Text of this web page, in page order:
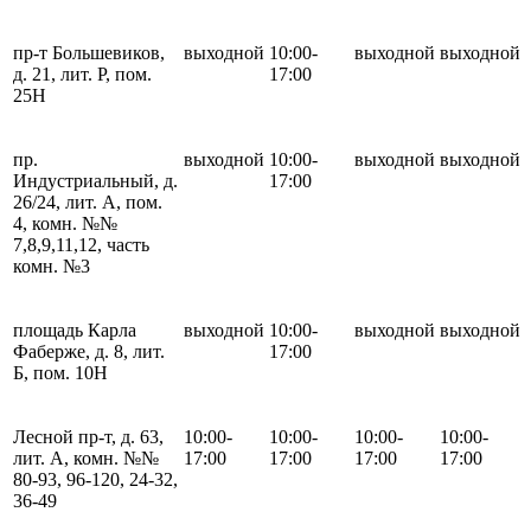
пр-т Большевиков,
д. 21, лит. Р, пом.
25Н
выходной 10:00-
17:00
выходной выходной
пр.
Индустриальный, д.
26/24, лит. А, пом.
4, комн. №№
7,8,9,11,12, часть
комн. №3
выходной 10:00-
17:00
выходной выходной
площадь Карла
Фаберже, д. 8, лит.
Б, пом. 10Н
выходной 10:00-
17:00
выходной выходной
Лесной пр-т, д. 63,
лит. А, комн. №№
80-93, 96-120, 24-32,
36-49
10:00-
17:00
10:00-
17:00
10:00-
17:00
10:00-
17:00